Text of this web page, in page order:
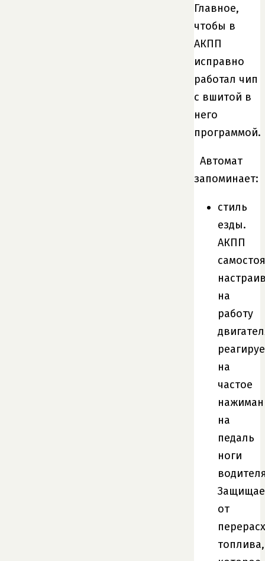
Главное,
чтобы в
АКПП
исправно
работал чип
с вшитой в
него
программой.
Автомат
запоминает:
стиль
езды.
АКПП
на
работу
на
частое
на
педаль
ноги
от
топлива,